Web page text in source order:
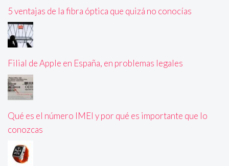
5 ventajas de la fibra óptica que quizá no conocías
Filial de Apple en España, en problemas legales
Qué es el número IMEI y por qué es importante que lo
conozcas